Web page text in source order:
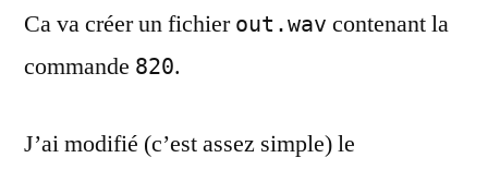
Ca va créer un fichier out.wav contenant la
commande 820.
J’ai modifié (c’est assez simple) le